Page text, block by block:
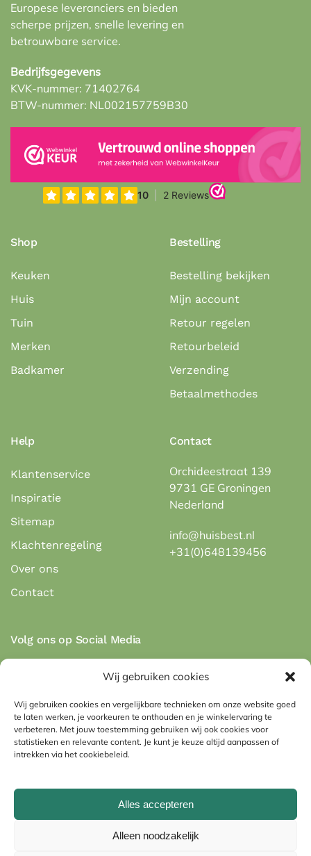
Wij gebruiken cookies
Wij gebruiken cookies en vergelijkbare technieken om onze website goed
te laten werken, je voorkeuren te onthouden en je winkelervaring te
verbeteren. Met jouw toestemming gebruiken wij ook cookies voor
statistieken en relevante content. Je kunt je keuze altijd aanpassen of
intrekken via het cookiebeleid.
Alles accepteren
Alleen noodzakelijk
Europese leveranciers en bieden
scherpe prijzen, snelle levering en
betrouwbare service.
Bedrijfsgegevens
KVK-nummer: 71402764
BTW-nummer: NL002157759B30
Shop
Keuken
Huis
Tuin
Merken
Badkamer
Bestelling
Bestelling bekijken
Mijn account
Retour regelen
Retourbeleid
Verzending
Betaalmethodes
Help
Klantenservice
Inspiratie
Sitemap
Klachtenregeling
Over ons
Contact
Contact
Orchideestraat 139
9731 GE Groningen
Nederland
info@huisbest.nl
+31(0)648139456
Volg ons op Social Media
Veilig betalen via de betaalmethodes:
Algemene voorwaarden